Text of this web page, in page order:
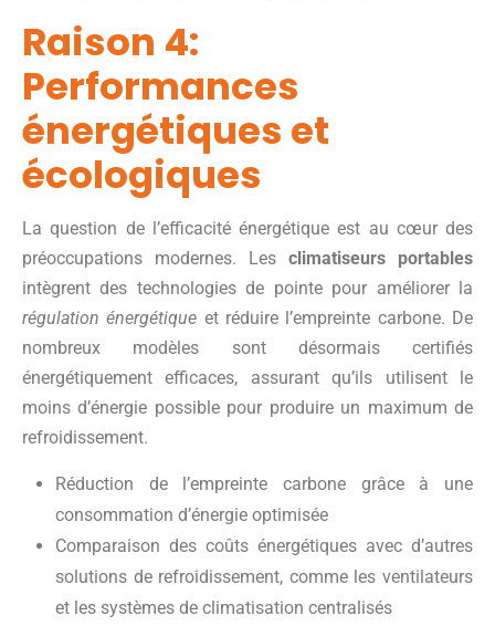
Raison 4:
Performances
énergétiques et
écologiques
La question de l’efficacité énergétique est au cœur des
préoccupations modernes. Les climatiseurs portables
intègrent des technologies de pointe pour améliorer la
régulation énergétique et réduire l’empreinte carbone. De
nombreux modèles sont désormais certifiés
énergétiquement efficaces, assurant qu’ils utilisent le
moins d’énergie possible pour produire un maximum de
refroidissement.
Réduction de l’empreinte carbone grâce à une
consommation d’énergie optimisée
Comparaison des coûts énergétiques avec d’autres
solutions de refroidissement, comme les ventilateurs
et les systèmes de climatisation centralisés